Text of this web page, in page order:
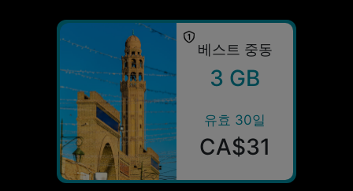
베스트 중동
3 GB
유효 30일
CA$31